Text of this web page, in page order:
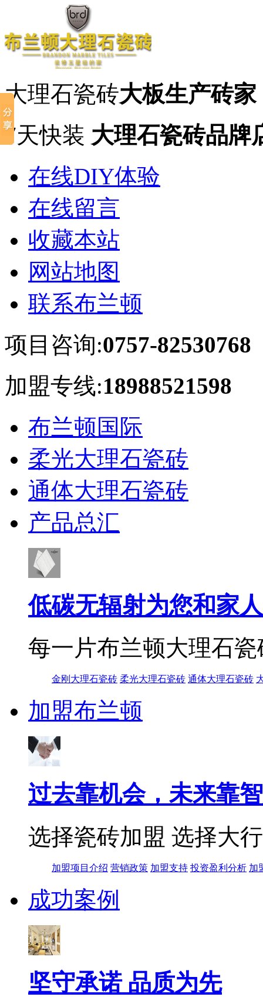
大理石瓷砖大板生产砖家
7天快装 大理石瓷砖品牌
在线DIY体验
在线留言
收藏本站
网站地图
联系布兰顿
项目咨询:0757-82530768
加盟专线:18988521598
布兰顿国际
柔光大理石瓷砖
通体大理石瓷砖
产品总汇
低碳无辐射为您和家
每一片布兰顿大理石
金刚大理石瓷砖 柔光大理石瓷砖 通体大理石瓷砖
加盟布兰顿
过去靠机会，未来靠
选择瓷砖加盟 选择大
加盟项目介绍 营销政策 加盟支持 投资盈利分析 加
成功案例
坚守承诺 品质为先